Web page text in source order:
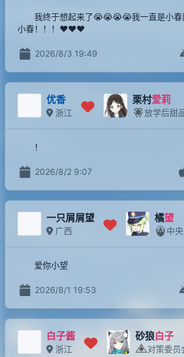
我终于想起来了😭😭😭😭我一直是小
小春！！！❤️❤️❤️
2026/8/3 19:49
优香
浙江
栗村爱莉
放学后甜
！
2026/8/2 9:07
一只屑屑望
广西
橘望
中
爱你小望
2026/8/1 19:53
白子酱
浙江
砂狼白子
对策委员